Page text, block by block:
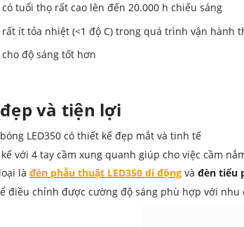
có tuổi thọ rất cao lên đến 20.000 h chiếu sáng
rất ít tỏa nhiệt (<1 độ C) trong quá trình vận
cho độ sáng tốt hơn
và tiện lợi
LED350 có thiết kế đẹp mắt và tinh tế
với 4 tay cầm xung quanh giúp cho việc cầm
là đèn phẫu thuật LED350 di động và đèn tiểu
điều chỉnh được cường độ sáng phù hợp với nhu